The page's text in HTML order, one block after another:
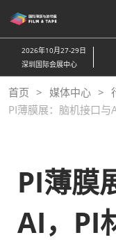
接
跳
至
内
容
2026年10月27-29日
深圳国际会展中心
首页 媒体中心
PI薄膜展：脑机接口与
PI薄膜
AI，PI